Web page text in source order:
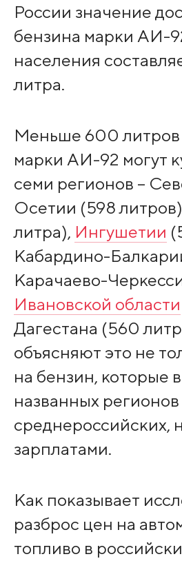
России значение
бензина марки АИ-
населения
литра.
Меньше 600 литров
марки АИ-92 могут
семи регионов –
Осетии (598
литра), Ингушетии
Кабардино-
Карачаево-
Ивановской области
Дагестана (560
объясняют это не
на бензин, которые
названных
среднероссийских,
зарплатами.
Как показывает
разброс цен на
топливо в